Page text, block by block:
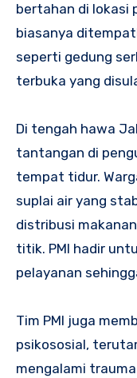
bertahan di lokasi
biasanya
seperti gedung
terbuka yang
Di tengah hawa
tantangan di
tempat tidur.
suplai air yang
distribusi
titik. PMI hadir
pelayanan
Tim PMI juga
psikososial,
mengalami